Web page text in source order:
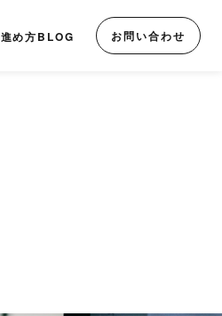
進め方BLOG お問い合わせ